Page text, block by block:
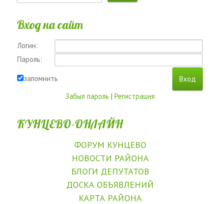
Вход на сайт
Логин:
Пароль:
запомнить
Забыл пароль | Регистрация
КУНЦЕВО-ОНЛАЙН
ФОРУМ КУНЦЕВО
НОВОСТИ РАЙОНА
БЛОГИ ДЕПУТАТОВ
ДОСКА ОБЪЯВЛЕНИЙ
КАРТА РАЙОНА